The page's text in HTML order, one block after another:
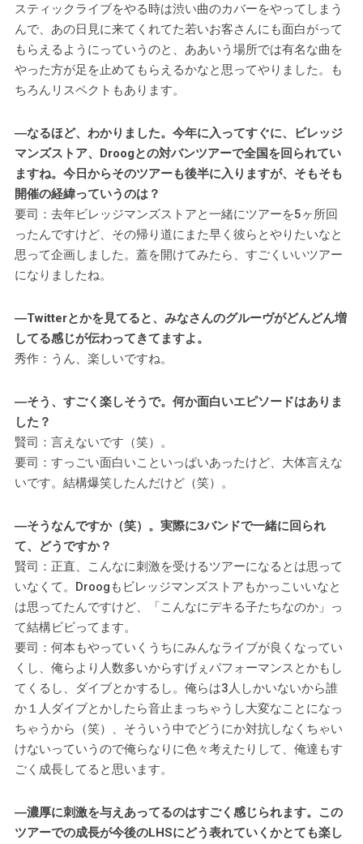
スティックライブをやる時は渋い曲のカバーをやってしまう
んで、あの日見に来てくれてた若いお客さんにも面白がって
もらえるようにっていうのと、ああいう場所では有名な曲を
やった方が足を止めてもらえるかなと思ってやりました。も
ちろんリスペクトもあります。
―なるほど、わかりました。今年に入ってすぐに、ビレッジ
マンズストア、Droogとの対バンツアーで全国を回られてい
ますね。今日からそのツアーも後半に入りますが、そもそも
開催の経緯っていうのは？
要司：去年ビレッジマンズストアと一緒にツアーを5ヶ所回
ったんですけど、その帰り道にまた早く彼らとやりたいなと
思って企画しました。蓋を開けてみたら、すごくいいツアー
になりましたね。
―Twitterとかを見てると、みなさんのグルーヴがどんどん増
してる感じが伝わってきてますよ。
秀作：うん、楽しいですね。
―そう、すごく楽しそうで。何か面白いエピソードはありま
した？
賢司：言えないです（笑）。
要司：すっごい面白いこといっぱいあったけど、大体言えな
いです。結構爆笑したんだけど（笑）。
―そうなんですか（笑）。実際に3バンドで一緒に回られ
て、どうですか？
賢司：正直、こんなに刺激を受けるツアーになるとは思って
いなくて。Droogもビレッジマンズストアもかっこいいなと
は思ってたんですけど、「こんなにデキる子たちなのか」っ
て結構ビビってます。
要司：何本もやっていくうちにみんなライブが良くなってい
くし、俺らより人数多いからすげぇパフォーマンスとかもし
てくるし、ダイブとかするし。俺らは3人しかいないから誰
か１人ダイブとかしたら音止まっちゃうし大変なことになっ
ちゃうから（笑）、そういう中でどうにか対抗しなくちゃい
けないっていうので俺らなりに色々考えたりして、俺達もす
ごく成長してると思います。
―濃厚に刺激を与えあってるのはすごく感じられます。この
ツアーでの成長が今後のLHSにどう表れていくかとても楽し